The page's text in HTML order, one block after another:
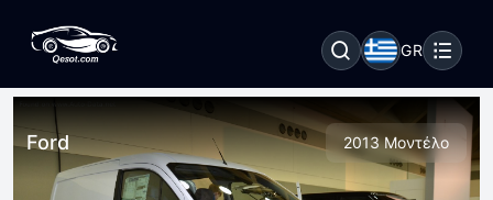
GR
Ford 2013 Μοντέλο